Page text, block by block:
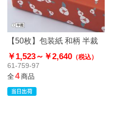
【50枚】包装紙 和柄 半裁
￥1,523～ ￥2,640 （税込）
61-759-97
全4商品